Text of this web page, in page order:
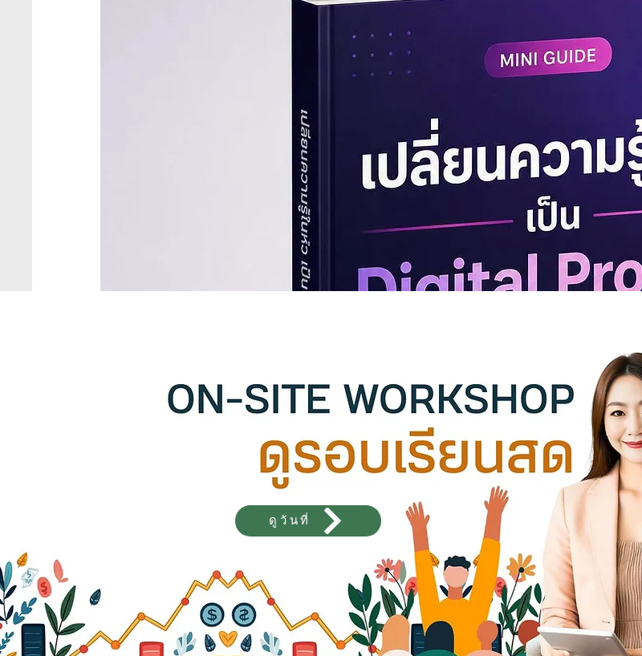
ดูวันที่